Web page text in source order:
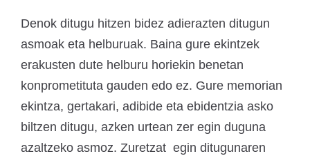
Denok ditugu hitzen bidez adierazten ditugun
asmoak eta helburuak. Baina gure ekintzek
erakusten dute helburu horiekin benetan
konprometituta gauden edo ez. Gure memorian
ekintza, gertakari, adibide eta ebidentzia asko
biltzen ditugu, azken urtean zer egin duguna
azaltzeko asmoz. Zuretzat egin ditugunaren